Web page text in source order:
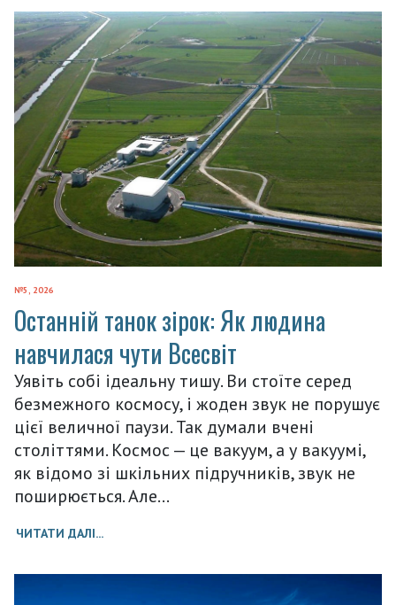
№5, 2026
Останній танок зірок: Як людина
навчилася чути Всесвіт
Уявіть собі ідеальну тишу. Ви стоїте серед
безмежного космосу, і жоден звук не порушує
цієї величної паузи. Так думали вчені
століттями. Космос — це вакуум, а у вакуумі,
як відомо зі шкільних підручників, звук не
поширюється. Але…
ЧИТАТИ ДАЛІ...